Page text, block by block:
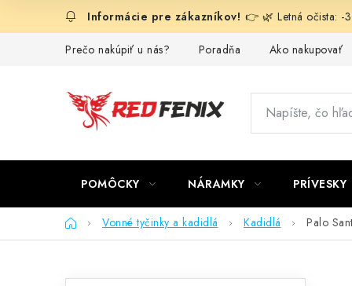
👉 🌿 Letná očista: -
Prečo nakúpiť u nás? Poradňa Ako nakupovať
POMÔCKY NÁRAMKY PRÍVESKY
DomovVonné tyčinky a kadidlá Kadidlá Palo